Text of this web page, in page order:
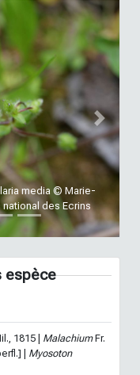
media © Marie-
des Ecrins
Next
espèce
1815 | MalachiumFr.
| Myosoton